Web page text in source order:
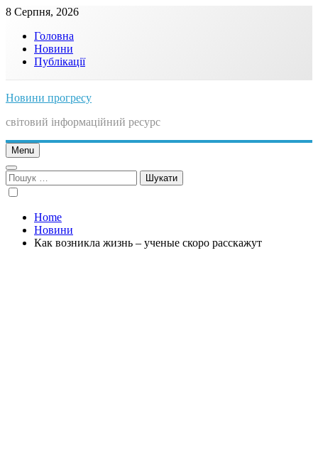
Skip
content
8 Серпня, 2026
Головна
Новини
Публікації
Новини прогресу
світовий інформаційний ресурс
Menu
Пошук:
Home
Новини
Как возникла жизнь – ученые скоро расскажут